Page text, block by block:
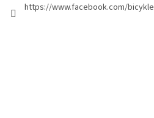
https://www.facebook.com/bicykle